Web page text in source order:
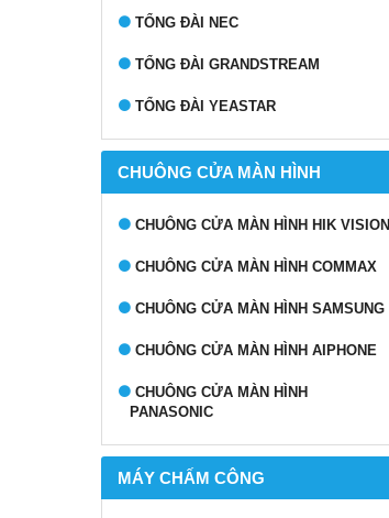
TỔNG ĐÀI NEC
TỔNG ĐÀI GRANDSTREAM
TỔNG ĐÀI YEASTAR
CHUÔNG CỬA MÀN HÌNH
CHUÔNG CỬA MÀN HÌNH HIK VISION
CHUÔNG CỬA MÀN HÌNH COMMAX
CHUÔNG CỬA MÀN HÌNH SAMSUNG
CHUÔNG CỬA MÀN HÌNH AIPHONE
CHUÔNG CỬA MÀN HÌNH
PANASONIC
MÁY CHẤM CÔNG